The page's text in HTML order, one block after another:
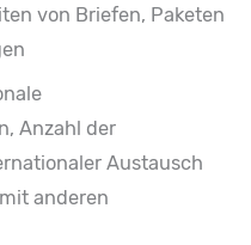
von Briefen, Paketen
Anzahl der
Austausch
anderen